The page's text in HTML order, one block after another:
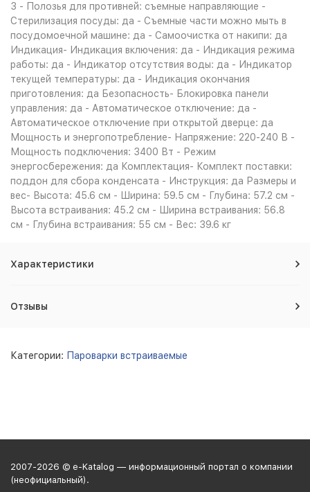
3 - Полозья для противней: съемные направляющие -
Стерилизация посуды: да - Съемные части можно мыть в
посудомоечной машине: да - Самоочистка от накипи: да
Индикация- Индикация включения: да - Индикация режима
работы: да - Индикатор отсутствия воды: да - Индикатор
текущей температуры: да - Индикация окончания
приготовления: да Безопасность- Блокировка панели
управления: да - Автоматическое отключение: да -
Автоматическое отключение при открытой дверце: да
Мощность и энергопотребление- Напряжение: 220-240 В -
Мощность подключения: 3400 Вт - Режим
энергосбережения: да Комплектация- Комплект поставки:
поддон для сбора конденсата - Инструкция: да Размеры и
вес- Высота: 45.6 см - Ширина: 59.5 см - Глубина: 57.2 см -
Высота встраивания: 45.2 см - Ширина встраивания: 56.8
см - Глубина встраивания: 55 см - Вес: 39.6 кг
Характеристики
Отзывы
Категории: Пароварки встраиваемые
2007-2026 © e-Katalog — информационный портал о компании
(неофициальный).